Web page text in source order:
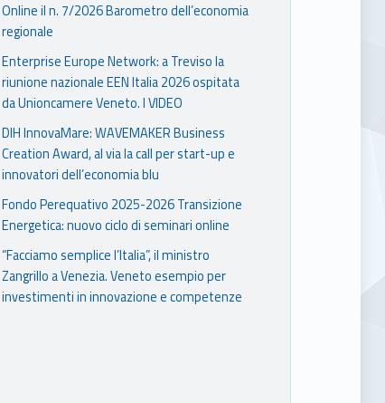
Online il n. 7/2026 Barometro dell’economia
regionale
Enterprise Europe Network: a Treviso la
riunione nazionale EEN Italia 2026 ospitata
da Unioncamere Veneto. I VIDEO
DIH InnovaMare: WAVEMAKER Business
Creation Award, al via la call per start-up e
innovatori dell’economia blu
Fondo Perequativo 2025-2026 Transizione
Energetica: nuovo ciclo di seminari online
“Facciamo semplice l’Italia”, il ministro
Zangrillo a Venezia. Veneto esempio per
investimenti in innovazione e competenze